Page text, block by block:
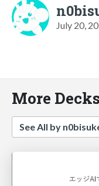
July 20,
More
See All by